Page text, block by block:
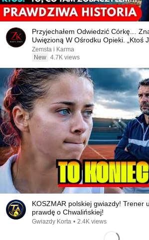
Przyjechałem Odwiedzić Córkę…
Uwięzioną W Ośrodku Opieki. „Ktoś
Zemsta i Karma
New 4.7K views
KOSZMAR polskiej gwiazdy! Trener
prawdę o Chwalińskiej!
Gwiazdy Korta • 2.4K views